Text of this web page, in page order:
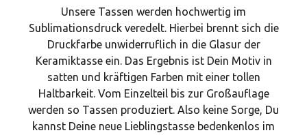
Unsere Tassen werden hochwertig im
Sublimationsdruck veredelt. Hierbei brennt sich die
Druckfarbe unwiderruflich in die Glasur der
Keramiktasse ein. Das Ergebnis ist Dein Motiv in
satten und kräftigen Farben mit einer tollen
Haltbarkeit. Vom Einzelteil bis zur Großauflage
werden so Tassen produziert. Also keine Sorge, Du
kannst Deine neue Lieblingstasse bedenkenlos im